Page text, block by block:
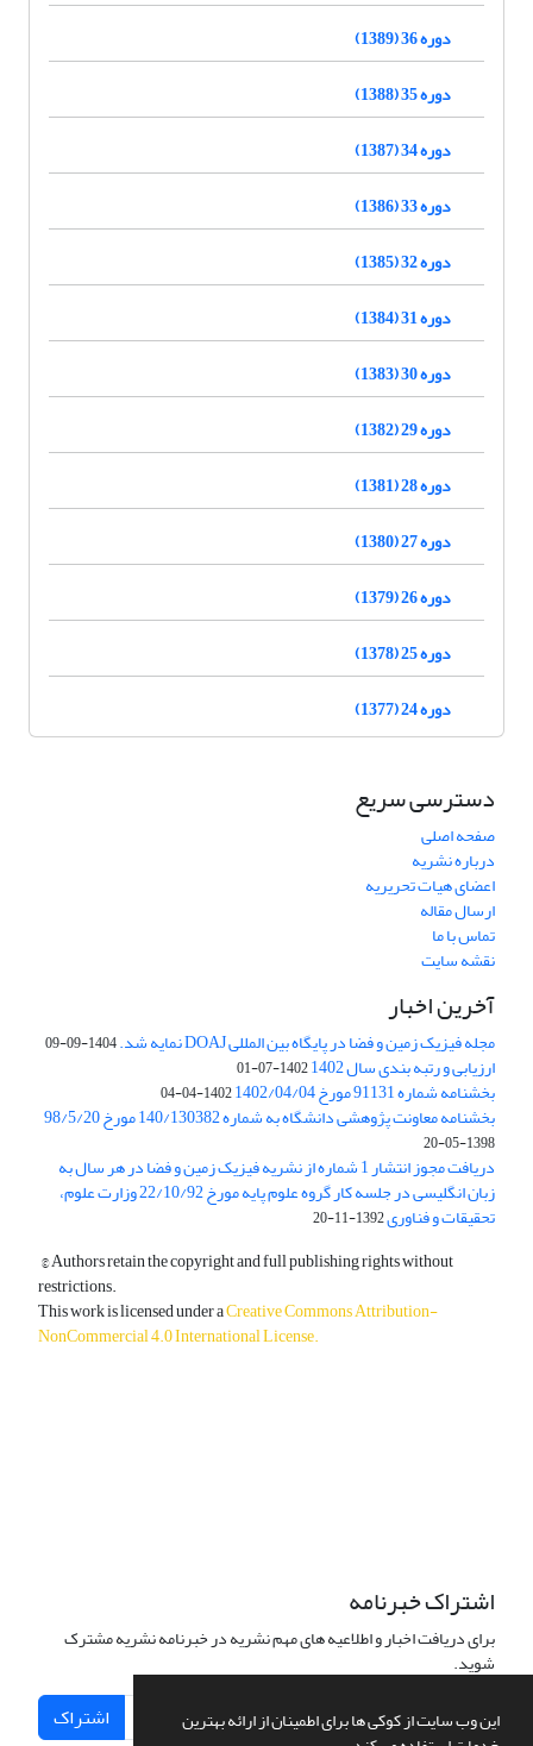
این وب سایت از کوکی ها برای اطمینان از ارائه بهترین
دوره 36 (1389)
دوره 35 (1388)
دوره 34 (1387)
دوره 33 (1386)
دوره 32 (1385)
دوره 31 (1384)
دوره 30 (1383)
دوره 29 (1382)
دوره 28 (1381)
دوره 27 (1380)
دوره 26 (1379)
دوره 25 (1378)
دوره 24 (1377)
دسترسی سریع
صفحه اصلی
درباره نشریه
اعضای هیات تحریریه
ارسال مقاله
تماس با ما
نقشه سایت
آخرین اخبار
مجله فیزیک زمین و فضا در پایگاه بین المللی DOAJ نمایه شد. 1404-09-09
ارزیابی و رتبه بندی سال 1402 1402-07-01
بخشنامه شماره 91131 مورخ 1402/04/04 1402-04-04
بخشنامه معاونت پژوهشی دانشگاه به شماره 140/130382 مورخ 98/5/20
1398-05-20
دریافت مجوز انتشار 1 شماره از نشریه فیزیک زمین و فضا در هر سال به
زبان انگلیسی در جلسه کار گروه علوم پایه مورخ 22/10/92 وزارت علوم،
تحقیقات و فناوری1392-11-20
© Authors retain the copyright and full publishing rights without
restrictions.
This work is licensed under aCreative Commons Attribution-
NonCommercial 4.0 International License.
اشتراک خبرنامه
برای دریافت اخبار و اطلاعیه های مهم نشریه در خبرنامه نشریه مشترک
شوید.
اشتراک